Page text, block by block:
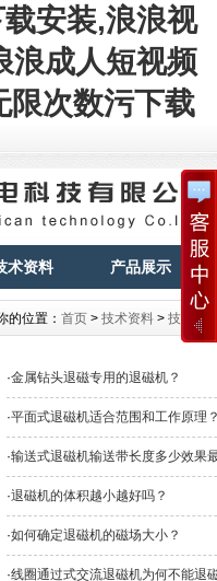
安装,浪浪视
浪成人短视频
限次数污下载
术资料 产品展示
的位置： 首页 > 技术资料 > 技术文
·金属钻头退磁专用的退磁机？
·平面式退磁机适合范围和工作原理
·输送式退磁机输送带长度多少效果最好
·退磁机的体积越小越好吗？
·如何确定退磁机的磁场大小？
·线圈通过式交流退磁机为何不能退